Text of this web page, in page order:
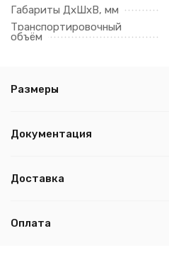
Габариты ДхШхВ, мм
Транспортировочный
объём
Размеры
Документация
Доставка
Оплата